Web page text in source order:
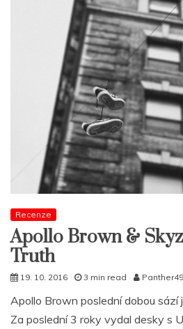
Recenze
Apollo Brown &
Truth
19. 10. 2016 3 min read Panther49
Apollo Brown poslední dobou sází
Za poslední 3 roky vydal desky s